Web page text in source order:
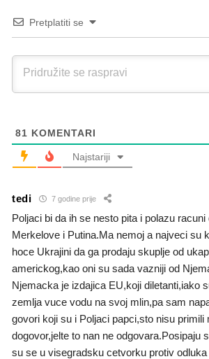
Pretplatiti se
81 KOMENTARI
Najstariji
tedi 7 godine prije
Poljaci bi da ih se nesto pita i polazu racuni
Merkelove i Putina.Ma nemoj a najveci su
hoce Ukrajini da ga prodaju skuplje od
americkog,kao oni su sada vazniji od
Njemacka je izdajica EU,koji diletanti,iako
zemlja vuce vodu na svoj mlin,pa sam
govori koji su i Poljaci papci,sto nisu primili
dogovor,jelte to nan ne odgovara.Posipaju
su se u visegradsku cetvorku protiv